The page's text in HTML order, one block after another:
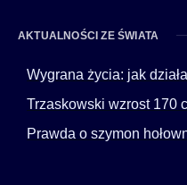
AKTUALNOŚCI ZE ŚWIATA
Wygrana życia: jak
Trzaskowski wzrost 170
Prawda o szymon